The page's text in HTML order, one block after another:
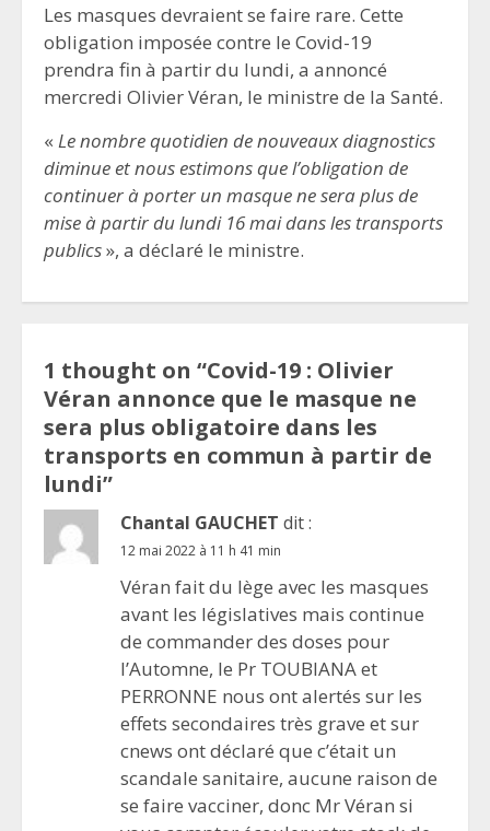
Les masques devraient se faire rare. Cette
obligation imposée contre le Covid-19
prendra fin à partir du lundi, a annoncé
mercredi Olivier Véran, le ministre de la Santé.
« Le nombre quotidien de nouveaux diagnostics
diminue et nous estimons que l’obligation de
continuer à porter un masque ne sera plus de
mise à partir du lundi 16 mai dans les transports
publics», a déclaré le ministre.
1 thought on “Covid-19 : Olivier
Véran annonce que le masque ne
sera plus obligatoire dans les
transports en commun à partir de
lundi”
Chantal GAUCHET dit :
12 mai 2022 à 11 h 41 min
Véran fait du lège avec les masques
avant les législatives mais continue
de commander des doses pour
l’Automne, le Pr TOUBIANA et
PERRONNE nous ont alertés sur les
effets secondaires très grave et sur
cnews ont déclaré que c’était un
scandale sanitaire, aucune raison de
se faire vacciner, donc Mr Véran si